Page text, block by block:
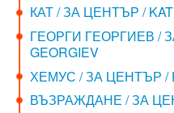
КАТ / ЗА ЦЕНТЪР / KAT
ГЕОРГИ ГЕОРГИЕВ /
GEORGIEV
ХЕМУС / ЗА ЦЕНТЪР /
ВЪЗРАЖДАНЕ / ЗА